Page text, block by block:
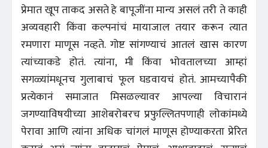
प्रेमात खूप ताकद असते हे बापूजींना मान्य असलं तरी ते काही
अव्यवहारी किंवा कल्पनांचं मायाजाल तयार करून त्यात
रमणारा माणूस नव्हते. गोष्ट सांगण्याचं आतलं खास कारण
त्यांच्याकडे होतं. त्यांना, मी किंवा भोवतालच्या आम्हां
सगळ्यांमधूनच गुलाबाचं फूल घडवायचं होतं. आमच्यापैकी
प्रत्येकानं समाजात मिसळल्यावर आपल्या विचारानं
जगण्याविषयीच्या आशेबरोबरच प्रफुल्लितपणाही लोकांमध्ये
पेरावा आणि त्यांना अधिक चांगलं माणूस होण्याकरता प्रेरित